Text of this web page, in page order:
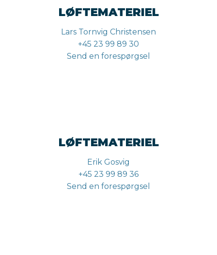
LØFTEMATERIEL
Lars Tornvig Christensen
+45 23 99 89 30
Send en forespørgsel
LØFTEMATERIEL
Erik Gosvig
+45 23 99 89 36
Send en forespørgsel